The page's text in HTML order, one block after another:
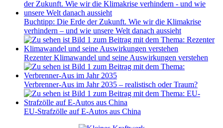
Buchtipp: Die Erde der Zukunft. Wie wir die Klimakrise
verhindern – und wie unsere Welt danach aussieht
Rezenter Klimawandel und seine Auswirkungen verstehen
Verbrenner-Aus im Jahr 2035 – realistisch oder Traum?
EU-Strafzölle auf E-Autos aus China